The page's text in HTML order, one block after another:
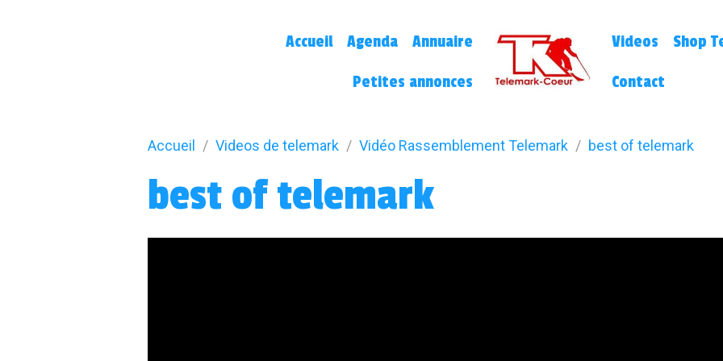
Accueil Agenda Annuaire
Petites annonces
Videos Shop
Contact
Accueil Videos de telemark Vidéo Rassemblement Telemark best of telemark
best of telemark